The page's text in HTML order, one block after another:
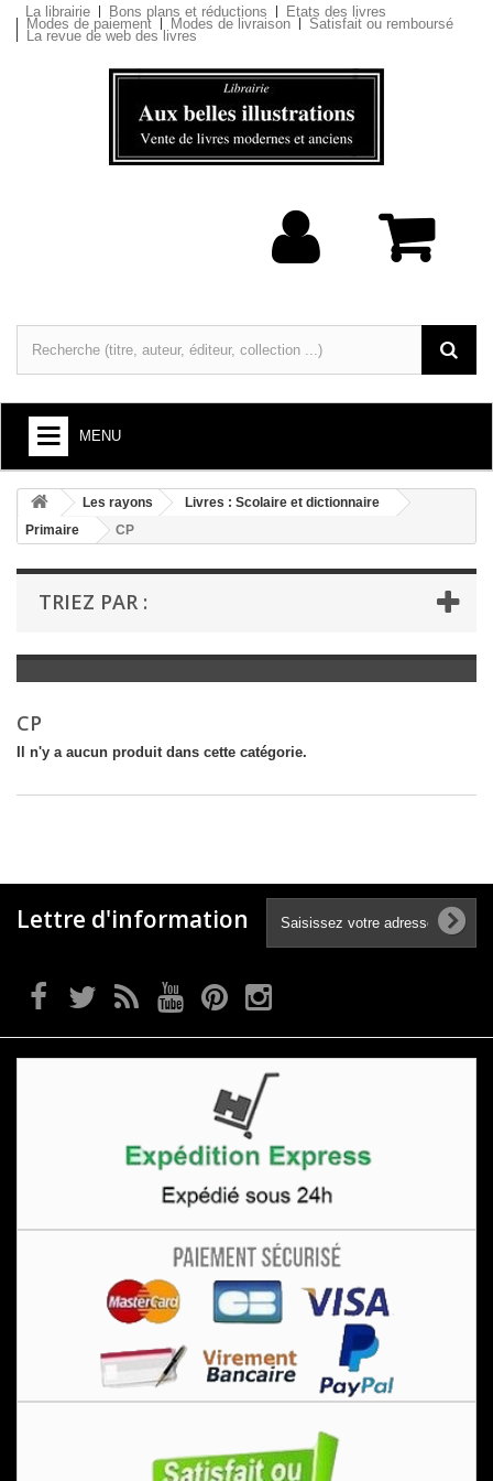
La librairie Bons plans et réductions Etats des livres
Modes de paiement Modes de livraison Satisfait ou remboursé
La revue de web des livres
MENU
+
LIVRES : ARTS ET SOCIÉTÉ
+
LIVRES : LITTÉRATURE
+
LIVRES : JEUNESSE
LIVRES ANCIENS AVANT 1900
Les rayons
Livres : Scolaire et dictionnaire
Primaire
CP
TRIEZ PAR :
CP
Il n'y a aucun produit dans cette catégorie.
Lettre d'information